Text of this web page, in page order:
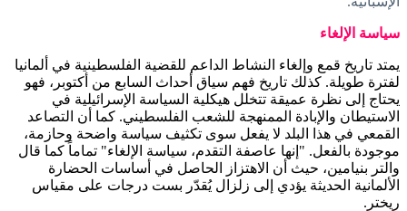
سياسة الإلغاء
يمتد تاريخ قمع وإلغاء النشاط الداعم للقضية الفلسطينية في ألمانيا
لفترة طويلة. كذلك تاريخ فهم سياق أحداث السابع من أكتوبر، فهو
يحتاج إلى نظرة عميقة تتخلل هيكلية السياسة الإسرائيلية في
الاستيطان والإبادة الممنهجة للشعب الفلسطيني. كما أن التصاعد
القمعي في هذا البلد لا يفعل سوى تكثيف سياسة واضحة وحازمة،
موجودة بالفعل. "إنها عاصفة التقدم، سياسة الإلغاء" تماماً كما قال
والتر بنيامين، حيث أن الاهتزاز الحاصل في أساسات الحضارة
الألمانية الحديثة يؤدي إلى زلزال يُقدّر بست درجات على مقياس
ريختر.